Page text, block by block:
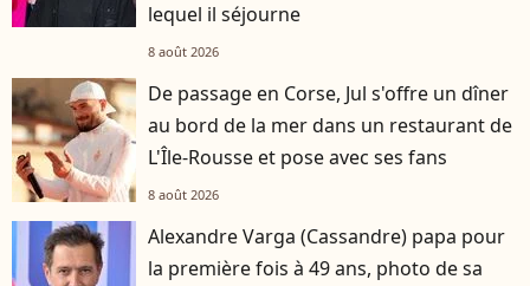
lequel il séjourne
8 août 2026
De passage en Corse, Jul s'offre un dîner
au bord de la mer dans un restaurant de
L'Île-Rousse et pose avec ses fans
8 août 2026
Alexandre Varga (Cassandre) papa pour
la première fois à 49 ans, photo de sa